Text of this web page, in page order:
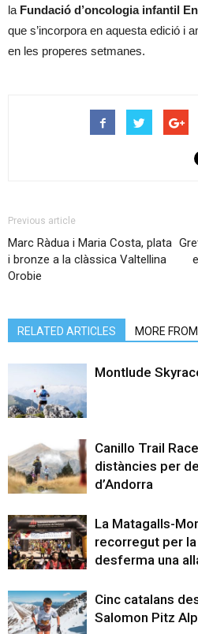
la Fundació d’oncologia infantil
que s’incorpora en aquesta edició i
en les properes setmanes.
Previous article
Marc Ràdua i Maria Costa, plata
i bronze a la clàssica Valtellina
Orobie
RELATED ARTICLES MORE
Montlude
Canillo Trail
distàncies per
d’Andorra
La Matagalls-
recorregut per
desferma una
Cinc catalans
Salomon Pitz